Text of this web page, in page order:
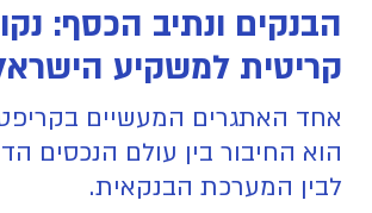
הבנקים ונתיב הכסף:
קריטית למשקיע
אחד האתגרים המעשיים
הוא החיבור בין עולם הנכסים
לבין המערכת הבנקאית.